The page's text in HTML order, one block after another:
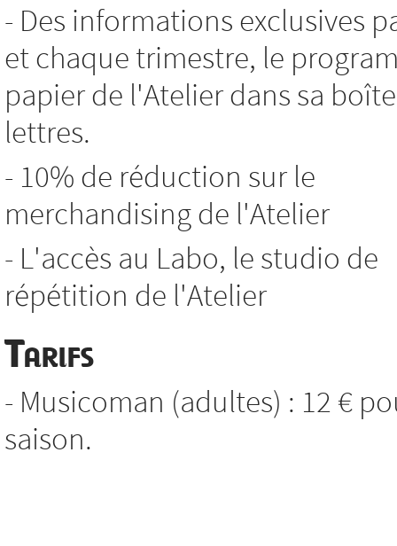
- Des informations exclusives
et chaque trimestre, le
papier de l'Atelier dans sa
lettres.
- 10% de réduction sur le
merchandising de l'Atelier
- L'accès au Labo, le studio de
répétition de l'Atelier
Tarifs
- Musicoman (adultes) : 12 €
saison.